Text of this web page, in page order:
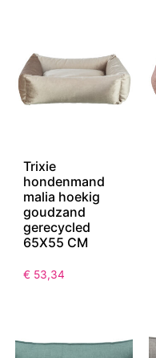
Trixie
hondenmand
malia hoekig
goudzand
gerecycled
65X55 CM
€ 53,34